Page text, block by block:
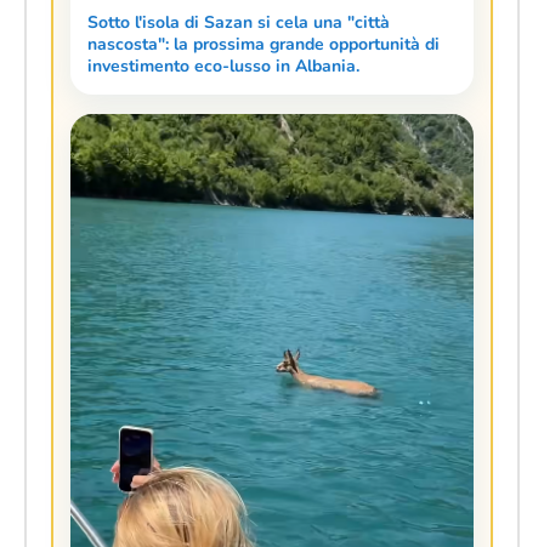
Sotto l'isola di Sazan si cela una "città
nascosta": la prossima grande opportunità di
investimento eco-lusso in Albania.